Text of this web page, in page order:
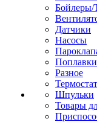
Датчики
Насосы
Поплавки
Разное
Шпульки
Товары